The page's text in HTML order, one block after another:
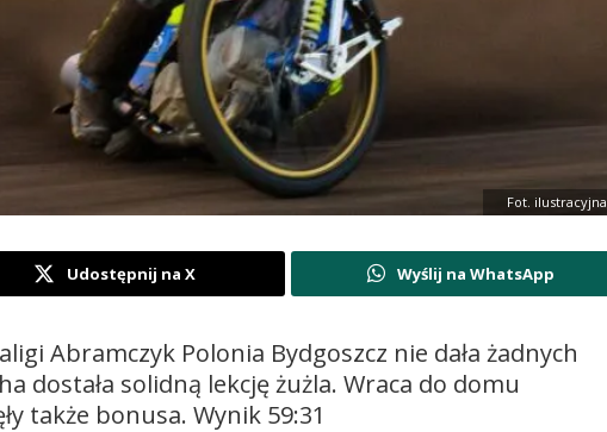
Fot. ilustracyjna
Udostępnij na X Wyślij na WhatsApp
Abramczyk Polonia Bydgoszcz nie dała żadnych
dostała solidną lekcję żużla. Wraca do domu
także bonusa. Wynik 59:31